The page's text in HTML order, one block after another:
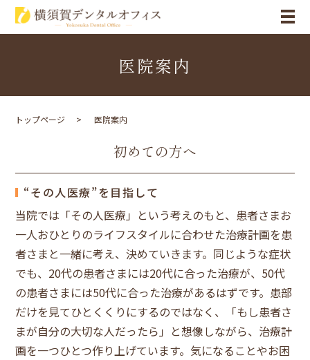
医院案内
トップページ 医院案内
初めての方へ
“その人医療”を目指して
当院では「その人医療」という考えのもと、患者さまお
一人おひとりのライフスタイルに合わせた治療計画を患
者さまと一緒に考え、決めていきます。同じような症状
でも、20代の患者さまには20代に合った治療が、50代
の患者さまには50代に合った治療があるはずです。患部
だけを見てひとくくりにするのではなく、「もし患者さ
まが自分の大切な人だったら」と想像しながら、治療計
画を一つひとつ作り上げています。気になることやお困